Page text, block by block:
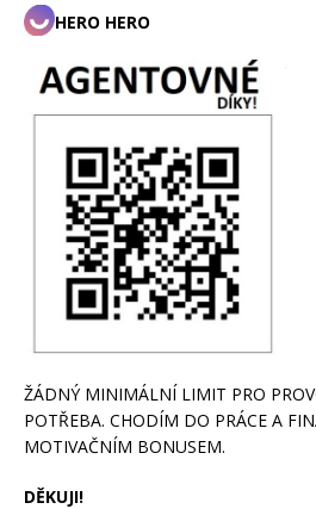
HERO HERO
ŽÁDNÝ MINIMÁLNÍ LIMIT PRO
POTŘEBA. CHODÍM DO PRÁCE A
MOTIVAČNÍM BONUSEM.
DĚKUJI!